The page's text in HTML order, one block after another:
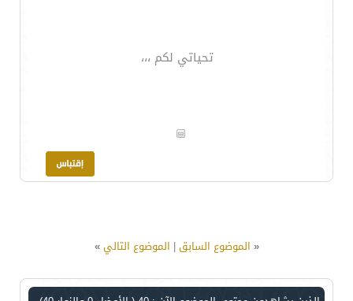
تحياتي لكم ،،،
« الموضوع السابق| الموضوع التالي»